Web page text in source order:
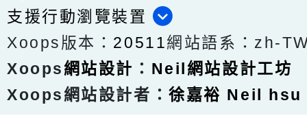
支援行動瀏覽裝置
Xoops版本： 20511網站語系：zh-
Xoops網站設計 ： Neil網站設計工坊
Xoops網站設計者：徐嘉裕 Neil hsu